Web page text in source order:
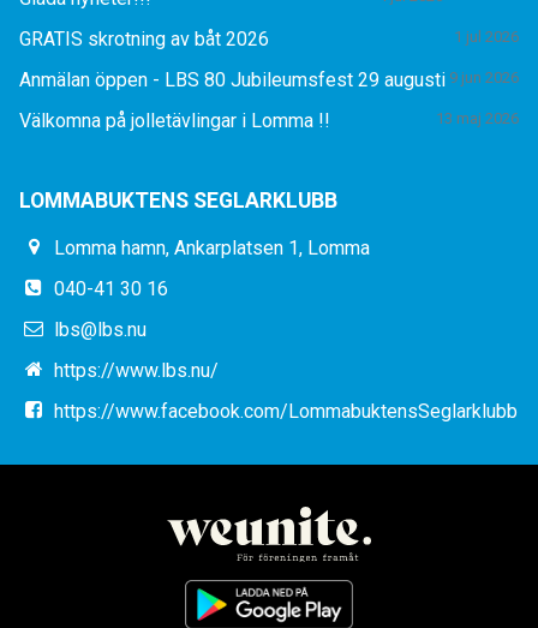
GRATIS skrotning av båt 2026 1 jul 2026
Anmälan öppen - LBS 80 Jubileumsfest 29 augusti 9 jun 2026
Välkomna på jolletävlingar i Lomma !! 13 maj 2026
LOMMABUKTENS SEGLARKLUBB
Lomma hamn, Ankarplatsen 1, Lomma
040-41 30 16
lbs@lbs.nu
https://www.lbs.nu/
https://www.facebook.com/LommabuktensSeglarklubb